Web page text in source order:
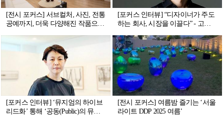
[전시 포커스] 서브컬처, 사진, 전통
공예까지, 더욱 다양해진 작품으로
[포커스 인터뷰] “디자이너가 주도
하는 회사, 시장을 이끌다” - 고스
[포커스 인터뷰] ‘뮤지엄의 하이브
리드화’ 통해 ‘공동(Public)의 뮤지
[전시 포커스] 여름밤 즐기는 ‘서울
라이트 DDP 2025 여름’